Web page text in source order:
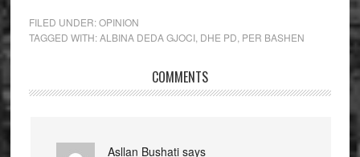
FILED UNDER:OPINION
TAGGED WITH:ALBINA DEDA GJOCI, DHE PD PER BASHEN
COMMENTS
Asllan Bushati says